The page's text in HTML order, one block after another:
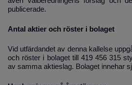
publicerade.
Antal aktier och röster i bolaget
Vid utfärdandet av denna kallelse
och röster i bolaget till 419 456 315
av samma aktieslag. Bolaget innehar